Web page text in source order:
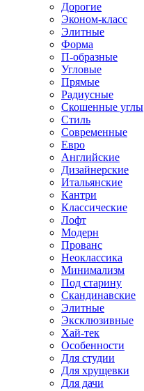
Дорогие
Эконом-класс
Элитные
Форма
П-образные
Угловые
Прямые
Радиусные
Скошенные углы
Стиль
Современные
Евро
Английские
Дизайнерские
Итальянские
Кантри
Классические
Лофт
Модерн
Прованс
Неоклассика
Минимализм
Под старину
Скандинавские
Элитные
Эксклюзивные
Хай-тек
Особенности
Для студии
Для хрущевки
Для дачи